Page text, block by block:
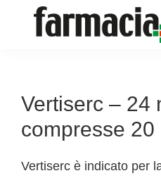
sul
mondo
della
Vertiserc – 24
compresse
Vertiserc è indicato per